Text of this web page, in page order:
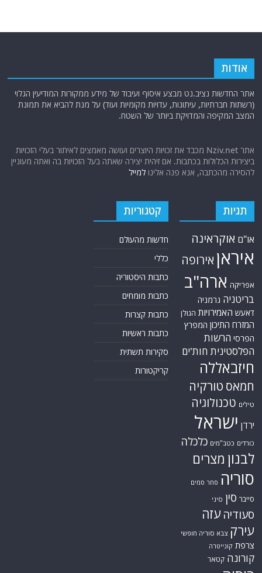
או"ם אוקראינה
אפריקה ארה"ב
בריטניה גרמניה
המזרח התיכון
הפרסי הרשות
חיזבאללה
חמאסטורקיה
טילים טכנולוגיה
ירדןישראל
כלכלה
לבנוןמצרים
סוריה
סייבר סין סיני
סעודיהעזה
עירק צבא סוריה חופשי
צרפת קונייטרה
קורונה
רוסיה רפואה
תימן
חדשות מהעולם
כתבות היסטוריה
כתבות מומחים
כתבות ראשיות